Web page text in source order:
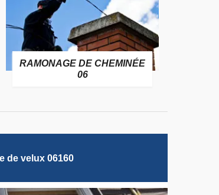
RAMONAGE DE CHEMINÉE
06
de velux 06160